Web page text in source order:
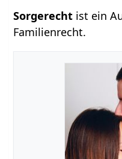
Sorgerecht ist ein
Familienrecht.